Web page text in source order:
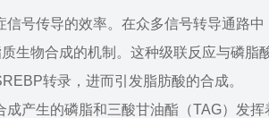
信号传导的效率。在众多信号转导通路
生物合成的机制。这种级联反应与磷脂
转录，进而引发脂肪酸的合成。
产生的磷脂和三酸甘油酯（TAG）发